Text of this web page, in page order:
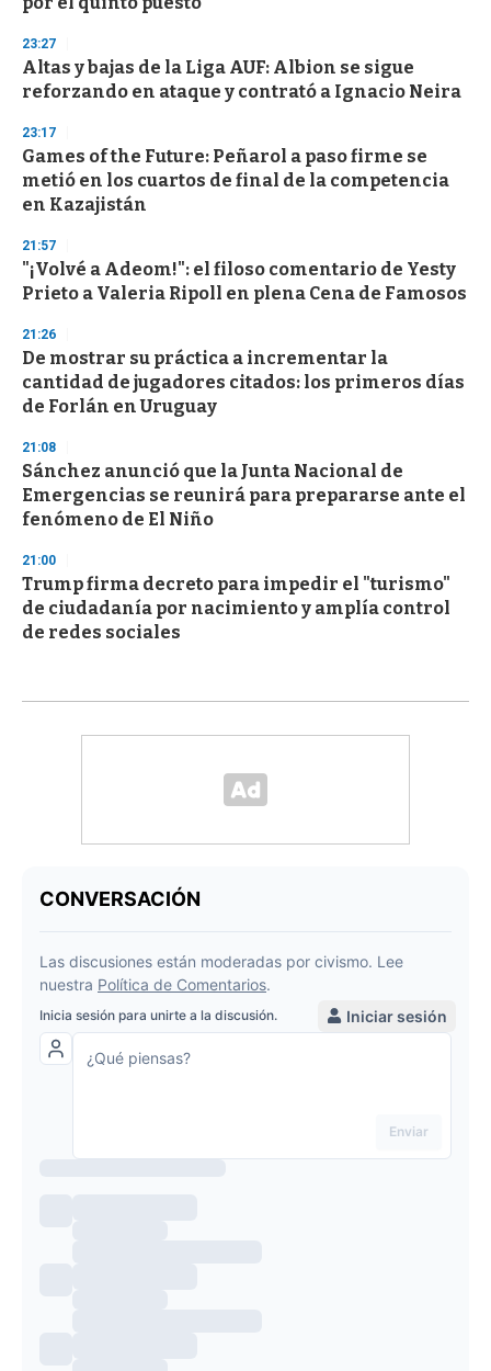
o
d
s
23:27
Altas y bajas de la Liga AUF: Albion se sigue
reforzando en ataque y contrató a Ignacio Neira
23:17
Games of the Future: Peñarol a paso firme se
metió en los cuartos de final de la competencia
en Kazajistán
21:57
"¡Volvé a Adeom!": el filoso comentario de Yesty
Prieto a Valeria Ripoll en plena Cena de Famosos
21:26
De mostrar su práctica a incrementar la
cantidad de jugadores citados: los primeros días
de Forlán en Uruguay
21:08
Sánchez anunció que la Junta Nacional de
Emergencias se reunirá para prepararse ante el
fenómeno de El Niño
21:00
Trump firma decreto para impedir el "turismo"
de ciudadanía por nacimiento y amplía control
de redes sociales